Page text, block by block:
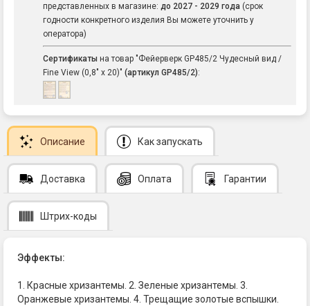
представленных в магазине: до 2027 - 2029 года (срок
годности конкретного изделия Вы можете уточнить у
оператора)
Сертификаты на товар "Фейерверк GP485/2 Чудесный вид /
Fine View (0,8" х 20)" (артикул GP485/2):
Описание Как запускать
Доставка Оплата Гарантии
Штрих-коды
Эффекты:
1. Красные хризантемы. 2. Зеленые хризантемы. 3.
Оранжевые хризантемы. 4. Трещащие золотые вспышки.